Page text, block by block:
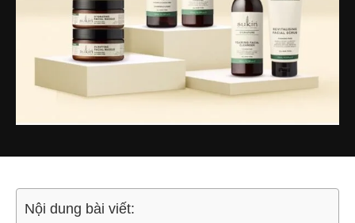
Nội dung bài viết: